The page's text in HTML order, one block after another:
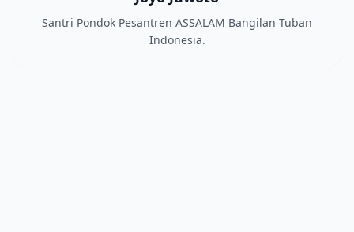
Santri Pondok Pesantren ASSALAM Bangilan Tuban
Indonesia.